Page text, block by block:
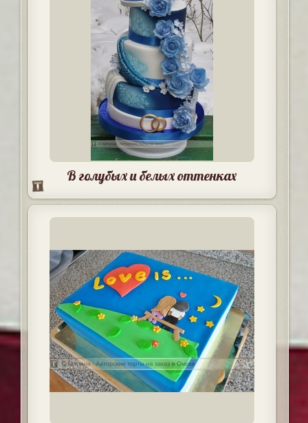
В голубых и белых оттенках